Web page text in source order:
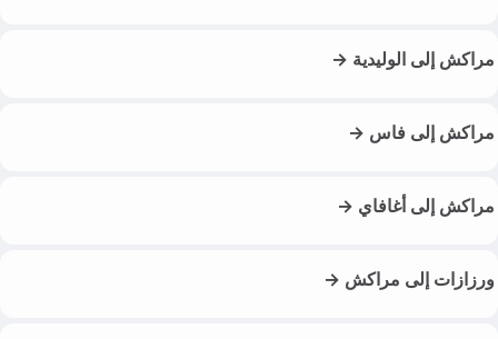
مراكش إلى الوليدية →
مراكش إلى فاس →
مراكش إلى أغافاي →
ورزازات إلى مراكش →